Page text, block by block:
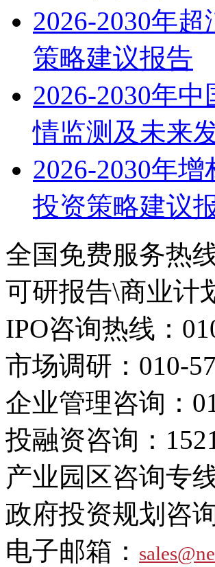
2026-2030年
策略建议报告
2026-2030年
情监测及未来
2026-2030年
投资策略建议
全国免费服务热线
可研报告\商业计
IPO咨询热线：
市场调研： 010-
企业管理咨询：
投融资咨询：
产业园区咨询专线
政府投资规划咨
电子邮箱：